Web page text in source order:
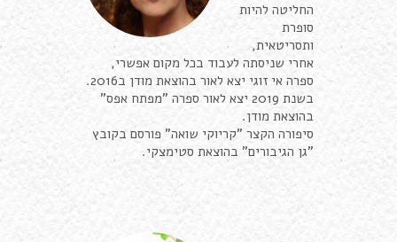
החליטה להיות
סופרת
ותסריטאית,
אחרי שניסתה לעבוד בכל מקום אפשרי,
ספרה אי זוגי יצא לאור בהוצאת מודן ב2016.
בשנת 2019 יצא לאור ספרה "מפתח אפס"
בהוצאת מודן.
סיפורה הקצר "קריוקי שואה" פורסם בקובץ
"גן הגיבורים" בהוצאת סטימצקי.